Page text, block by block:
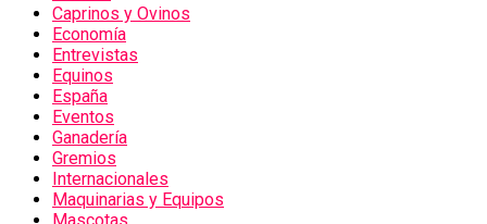
Caprinos y Ovinos
Economía
Entrevistas
Equinos
España
Eventos
Ganadería
Gremios
Internacionales
Maquinarias y Equipos